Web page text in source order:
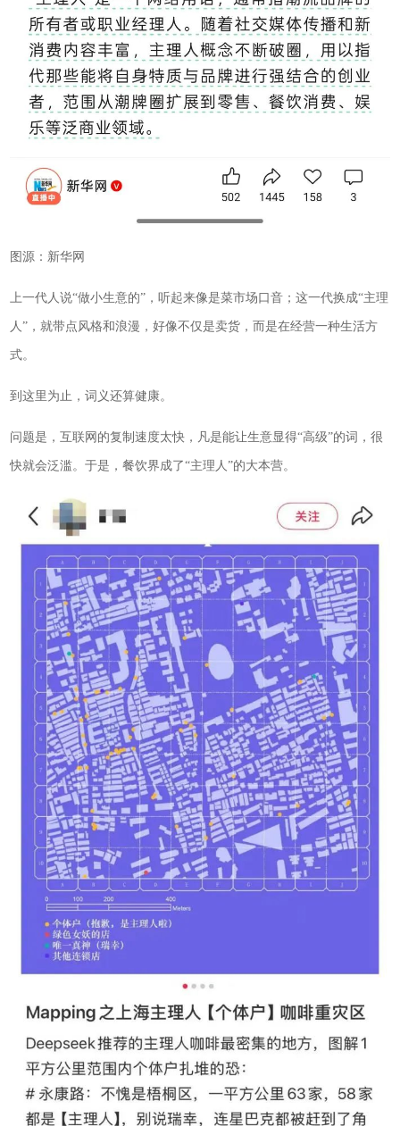
图源：新华网
上一代人说“做小生意的”，听起来像是菜市场口音；这一代换成“主理
人”，就带点风格和浪漫，好像不仅是卖货，而是在经营一种生活方
式。
到这里为止，词义还算健康。
问题是，互联网的复制速度太快，凡是能让生意显得“高级”的词，很
快就会泛滥。于是，餐饮界成了“主理人”的大本营。